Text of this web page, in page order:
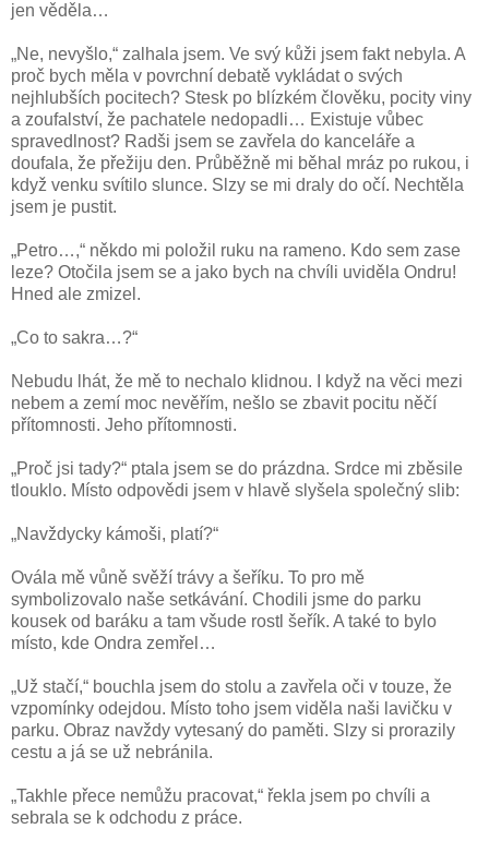
jen věděla…
„Ne, nevyšlo,“ zalhala jsem. Ve svý kůži jsem fakt nebyla. A
proč bych měla v povrchní debatě vykládat o svých
nejhlubších pocitech? Stesk po blízkém člověku, pocity viny
a zoufalství, že pachatele nedopadli… Existuje vůbec
spravedlnost? Radši jsem se zavřela do kanceláře a
doufala, že přežiju den. Průběžně mi běhal mráz po rukou, i
když venku svítilo slunce. Slzy se mi draly do očí. Nechtěla
jsem je pustit.
„Petro…,“ někdo mi položil ruku na rameno. Kdo sem zase
leze? Otočila jsem se a jako bych na chvíli uviděla Ondru!
Hned ale zmizel.
„Co to sakra…?“
Nebudu lhát, že mě to nechalo klidnou. I když na věci mezi
nebem a zemí moc nevěřím, nešlo se zbavit pocitu něčí
přítomnosti. Jeho přítomnosti.
„Proč jsi tady?“ ptala jsem se do prázdna. Srdce mi zběsile
tlouklo. Místo odpovědi jsem v hlavě slyšela společný slib:
„Navždycky kámoši, platí?“
Ovála mě vůně svěží trávy a šeříku. To pro mě
symbolizovalo naše setkávání. Chodili jsme do parku
kousek od baráku a tam všude rostl šeřík. A také to bylo
místo, kde Ondra zemřel…
„Už stačí,“ bouchla jsem do stolu a zavřela oči v touze, že
vzpomínky odejdou. Místo toho jsem viděla naši lavičku v
parku. Obraz navždy vytesaný do paměti. Slzy si prorazily
cestu a já se už nebránila.
„Takhle přece nemůžu pracovat,“ řekla jsem po chvíli a
sebrala se k odchodu z práce.